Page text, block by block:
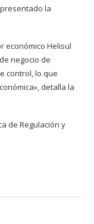
la
económico Helisul
negocio de
control, lo que
detalla la
de Regulación y